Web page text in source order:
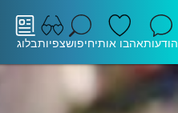
הודעותאהבו אותיחיפושצפיותבלוג